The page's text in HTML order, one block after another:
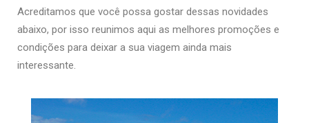
Acreditamos que você possa gostar dessas novidades
abaixo, por isso reunimos aqui as melhores promoções e
condições para deixar a sua viagem ainda mais
interessante.